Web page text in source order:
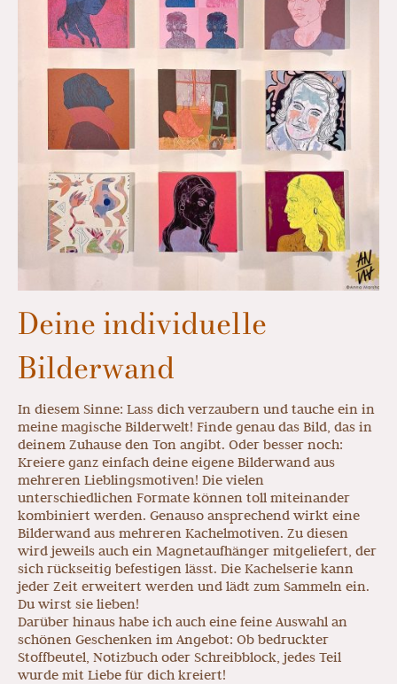
Deine individuelle
Bilderwand
In diesem Sinne: Lass dich verzaubern und tauche ein in
meine magische Bilderwelt! Finde genau das Bild, das in
deinem Zuhause den Ton angibt. Oder besser noch:
Kreiere ganz einfach deine eigene Bilderwand aus
mehreren Lieblingsmotiven! Die vielen
unterschiedlichen Formate können toll miteinander
kombiniert werden. Genauso ansprechend wirkt eine
Bilderwand aus mehreren Kachelmotiven. Zu diesen
wird jeweils auch ein Magnetaufhänger mitgeliefert, der
sich rückseitig befestigen lässt. Die Kachelserie kann
jeder Zeit erweitert werden und lädt zum Sammeln ein.
Du wirst sie lieben!
Darüber hinaus habe ich auch eine feine Auswahl an
schönen Geschenken im Angebot: Ob bedruckter
Stoffbeutel, Notizbuch oder Schreibblock, jedes Teil
wurde mit Liebe für dich kreiert!